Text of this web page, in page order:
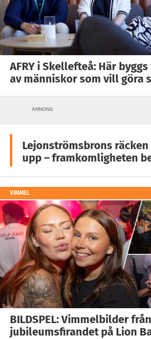
AFRY i Skellefteå: Här
av människor som vill göra
ANNONS
Lejonströmsbrons
upp – framkomligheten
VIMMEL
BILDSPEL: Vimmelbilder från
jubileumsfirandet på Lion